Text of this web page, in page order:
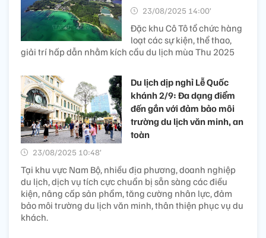
23/08/2025 14:00’
Đặc khu Cô Tô tổ chức hàng
loạt các sự kiện, thể thao,
giải trí hấp dẫn nhằm kích cầu du lịch mùa Thu 2025
Du lịch dịp nghỉ Lễ Quốc
khánh 2/9: Đa dạng điểm
đến gắn với đảm bảo môi
trường du lịch văn minh, an
toàn
23/08/2025 10:48’
Tại khu vực Nam Bộ, nhiều địa phương, doanh nghiệp
du lịch, dịch vụ tích cực chuẩn bị sẵn sàng các điều
kiện, nâng cấp sản phẩm, tăng cường nhân lực, đảm
bảo môi trường du lịch văn minh, thân thiện phục vụ du
khách.